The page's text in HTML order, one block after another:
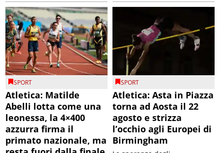
SPORT
Atletica: Matilde
Abelli lotta come una
leonessa, la 4×400
azzurra firma il
primato nazionale, ma
SPORT
Atletica: Asta in Piazza
torna ad Aosta il 22
agosto e strizza
l’occhio agli Europei di
Birmingham